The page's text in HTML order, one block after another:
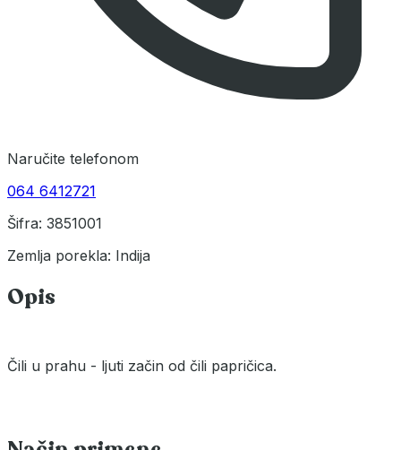
Naručite telefonom
064 6412721
Šifra: 3851001
Zemlja porekla: Indija
Opis
Čili u prahu - ljuti začin od čili papričica.